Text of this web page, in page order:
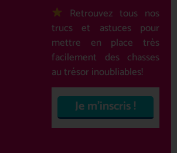
Retrouvez tous nos
trucs et astuces pour
mettre en place très
facilement des chasses
au trésor inoubliables!